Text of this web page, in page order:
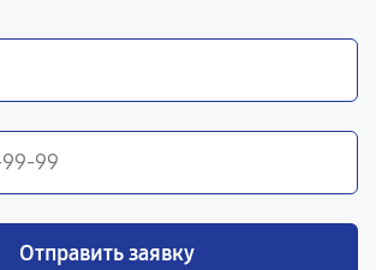
Отправить заявку